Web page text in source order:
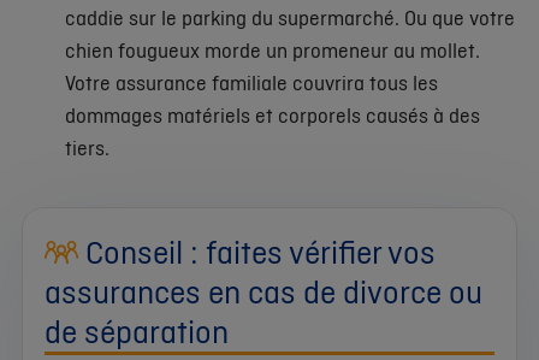
caddie sur le parking du supermarché. Ou que votre
chien fougueux morde un promeneur au mollet.
Votre assurance familiale couvrira tous les
dommages matériels et corporels causés à des
tiers.
Conseil : faites vérifier vos
assurances en cas de divorce ou
de séparation